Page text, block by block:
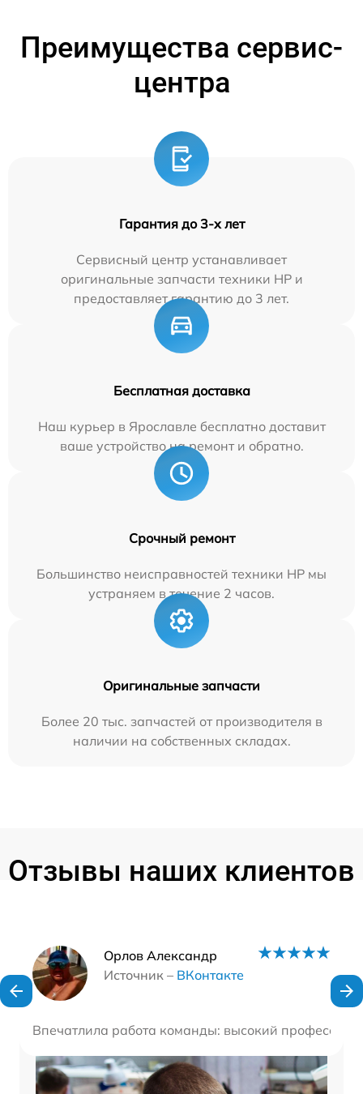
Преимущества сервис-
центра
Гарантия до 3-х лет
Сервисный центр устанавливает
оригинальные запчасти техники HP и
предоставляет гарантию до 3 лет.
Бесплатная доставка
Наш курьер в Ярославле бесплатно доставит
ваше устройство на ремонт и обратно.
Срочный ремонт
Большинство неисправностей техники HP мы
устраняем в течение 2 часов.
Оригинальные запчасти
Более 20 тыс. запчастей от производителя в
наличии на собственных складах.
Отзывы наших клиентов
Орлов Александр
Источник – ВКонтакте
Впечатлила работа команды: высокий
Наши мастера